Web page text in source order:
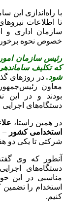
با راه‌اندازی این
تا اطلاعات
سازمان اداری و
خصوص نحوه
رئیس سازمان
که تکلیف
شود.در روزهای
معاون
بودند و در
دستگاه‌های
در همین راستا،
استخدامی کشور –
شرکتی تا یکی دو
آنطور که وی
دستگاه‌های
مناسبی در این
استخدام را
کنیم.